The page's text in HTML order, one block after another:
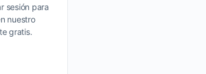
sesión para
nuestro
gratis.